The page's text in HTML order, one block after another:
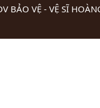
BẢO VỆ - VỆ SĨ